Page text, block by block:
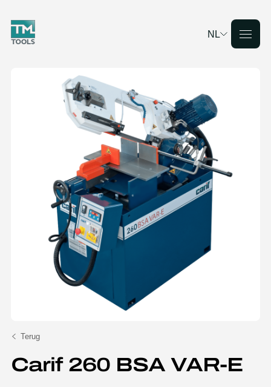
NL
Français
Nederlands
Terug
Carif 260 BSA VAR-E